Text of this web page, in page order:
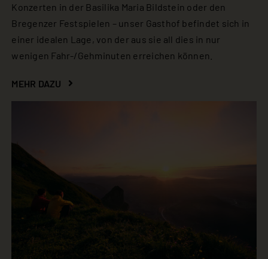
Konzerten in der Basilika Maria Bildstein oder den
Bregenzer Festspielen – unser Gasthof befindet sich in
einer idealen Lage, von der aus sie all dies in nur
wenigen Fahr-/Gehminuten erreichen können.
MEHR DAZU